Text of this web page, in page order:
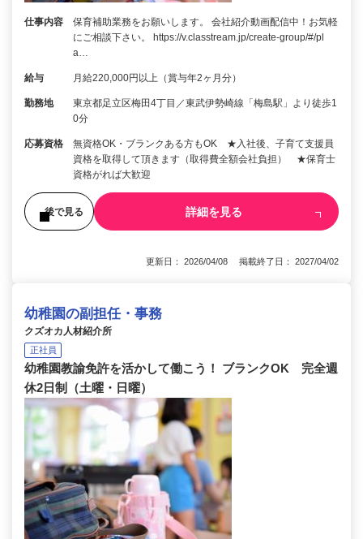
仕事内容
保育補助業務をお願いします。 会社紹介動画配信中！お気軽
にご相談下さい。 https://v.classtream.jp/create-group/#/pl
a…
給与 月給220,000円以上（賞与年2ヶ月分）
勤務地
東京都足立区梅田4丁目／東武伊勢崎線「梅島駅」より徒歩1
0分
応募資格
無資格OK・ブランクある方もOK ★入社後、子育て支援員
資格を取得して頂きます（取得費全額会社負担） ★保育士
資格がれば大歓迎
後で見る 詳細を見る
更新日： 2026/04/08 掲載終了日： 2027/04/02
幼稚園の副担任・事務
クズオカ人材紹介所
正社員
幼稚園教諭免許を活かして働こう！ ブランクOK 完全週
休2日制（土曜・日曜）